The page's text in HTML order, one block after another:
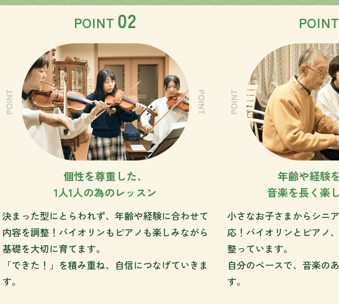
POINT 02
個性を尊重した、
1人1人の為のレッスン
決まった型にとらわれず、年齢や経験に合わせて
内容を調整！バイオリンもピアノも楽しみながら
基礎を大切に育てます。
「できた！」を積み重ね、自信につなげていきま
す。
POINT
年齢や経験
音楽を長く楽
小さなお子さまからシニ
応！バイオリンとピアノ
整っています。
自分のペースで、音楽の
す。